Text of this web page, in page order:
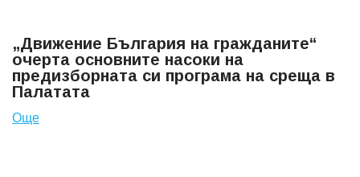
„Движение България на гражданите“
очерта основните насоки на
предизборната си програма на среща в
Палатата
Още